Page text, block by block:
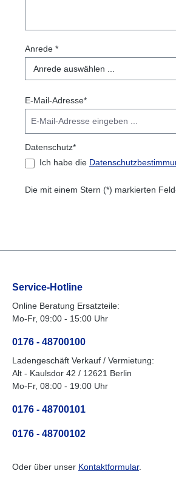
Anrede *
E-Mail-Adresse*
Datenschutz*
Ich habe die
Die mit einem Stern (*) markierten
Service-Hotline
Online Beratung Ersatzteile:
Mo-Fr, 09:00 - 15:00 Uhr
0176 - 48700100
Ladengeschäft Verkauf / Vermietung:
Alt - Kaulsdor 42 / 12621 Berlin
Mo-Fr, 08:00 - 19:00 Uhr
0176 - 48700101
0176 - 48700102
Oder über unser Kontaktformular.